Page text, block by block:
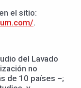
el sitio:
.
del Lavado
no
de 10 países –;